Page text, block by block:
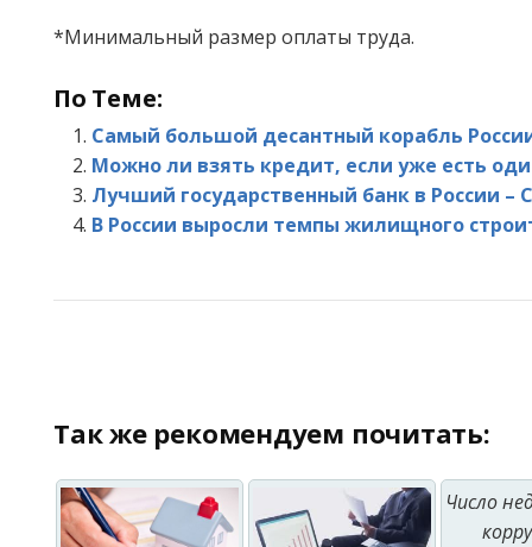
*Минимальный размер оплаты труда.
По Теме:
Самый большой десантный корабль
Можно ли взять кредит, если уже есть
Лучший государственный банк в России –
В России выросли темпы жилищного
Так же рекомендуем почитать:
Число